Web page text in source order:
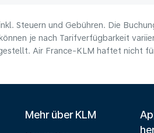
Steuern und Gebühren. Die
je nach Tarifverfügbarkeit
Air France-KLM haftet nicht
Mehr über KLM